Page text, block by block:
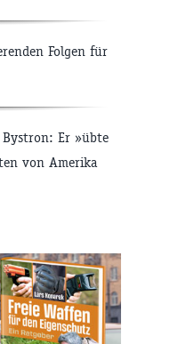
Folgen für
Er »übte
von Amerika